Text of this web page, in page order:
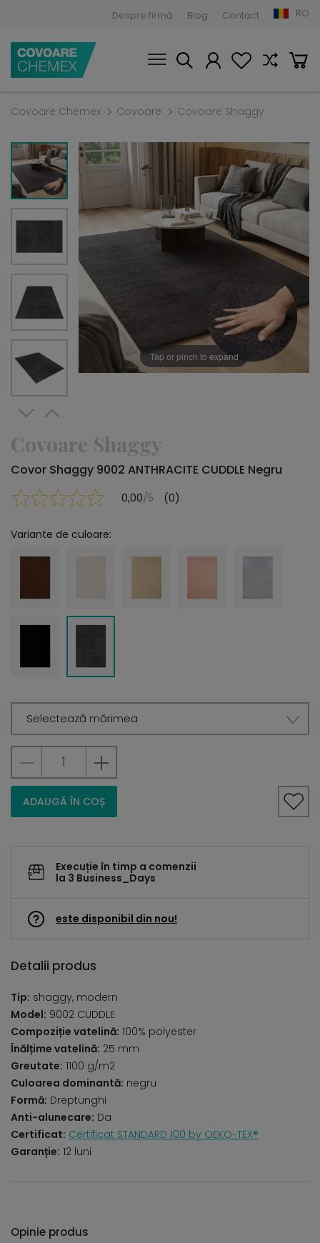
Despre firmă Blog Contact RO
Covoare Chemex Covoare Covoare Shaggy
Tap or pinch to expand
Covoare Shaggy
Covor Shaggy 9002 ANTHRACITE CUDDLE Negru
0,00/5 (0)
Variante de culoare:
Selectează mărimea
ADAUGĂ ÎN COȘ
Execuție în timp a comenzii
la 3 Business_Days
este disponibil din nou!
Detalii produs
Tip: shaggy, modern
Model: 9002 CUDDLE
Compoziție vatelină: 100% polyester
Înălțime vatelină: 25 mm
Greutate: 1100 g/m2
Culoarea dominantă: negru
Formă: Dreptunghi
Anti-alunecare: Da
Certificat: Certificat STANDARD 100 by OEKO-TEX®
Garanție: 12 luni
Opinie produs